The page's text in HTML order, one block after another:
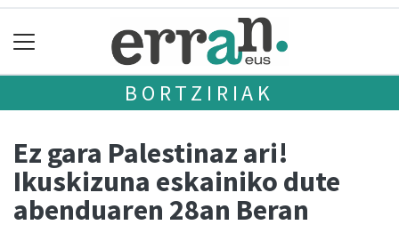
BORTZIRIAK
Ez gara Palestinaz ari!
Ikuskizuna eskainiko dute
abenduaren 28an Beran